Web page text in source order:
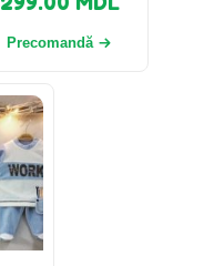
Precomandă